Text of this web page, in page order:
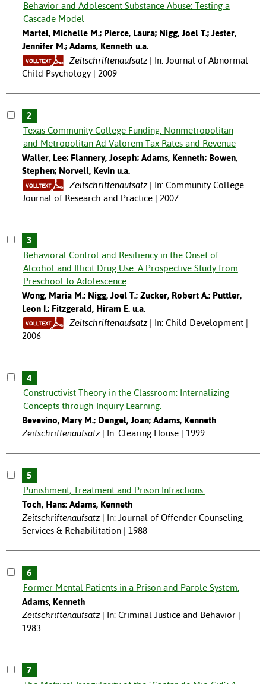
Behavior and Adolescent Substance Abuse: Testing a
Cascade Model
Martel, Michelle M.; Pierce, Laura; Nigg, Joel T.; Jester,
Jennifer M.; Adams, Kenneth u.a.
Zeitschriftenaufsatz
In: Journal of Abnormal
Child Psychology | 2009
2
Texas Community College Funding: Nonmetropolitan
and Metropolitan Ad Valorem Tax Rates and Revenue
Waller, Lee; Flannery, Joseph; Adams, Kenneth; Bowen,
Stephen; Norvell, Kevin u.a.
Zeitschriftenaufsatz
In: Community College
Journal of Research and Practice | 2007
3
Behavioral Control and Resiliency in the Onset of
Alcohol and Illicit Drug Use: A Prospective Study from
Preschool to Adolescence
Wong, Maria M.; Nigg, Joel T.; Zucker, Robert A.; Puttler,
Leon I.; Fitzgerald, Hiram E. u.a.
Zeitschriftenaufsatz
In: Child Development |
2006
4
Constructivist Theory in the Classroom: Internalizing
Concepts through Inquiry Learning.
Bevevino, Mary M.; Dengel, Joan; Adams, Kenneth
Zeitschriftenaufsatz
In: Clearing House | 1999
5
Punishment, Treatment and Prison Infractions.
Toch, Hans; Adams, Kenneth
Zeitschriftenaufsatz
In: Journal of Offender Counseling,
Services & Rehabilitation | 1988
6
Former Mental Patients in a Prison and Parole System.
Adams, Kenneth
Zeitschriftenaufsatz
In: Criminal Justice and Behavior |
1983
7